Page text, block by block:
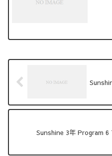
Sunshine 3年 Program 6